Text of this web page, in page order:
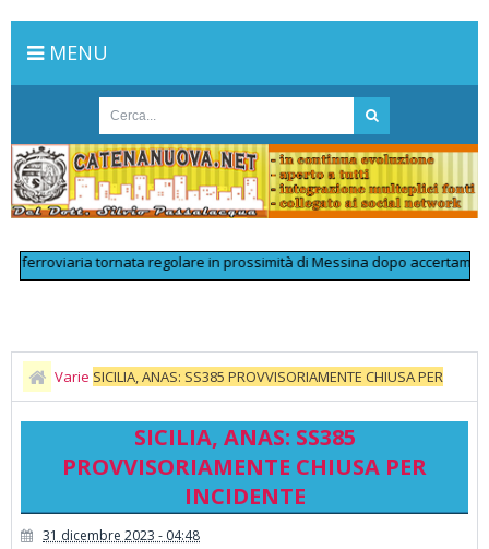
MENU
tornata regolare in prossimità di Messina dopo accertamenti
Varie SICILIA, ANAS: SS385 PROVVISORIAMENTE CHIUSA PER
INCIDENTE
SICILIA, ANAS: SS385
PROVVISORIAMENTE CHIUSA PER
INCIDENTE
31 dicembre 2023 - 04:48